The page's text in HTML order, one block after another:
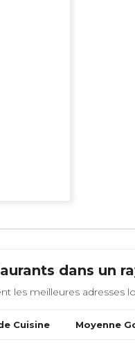
dans un
les meilleures adresses
Cuisine Moyenne